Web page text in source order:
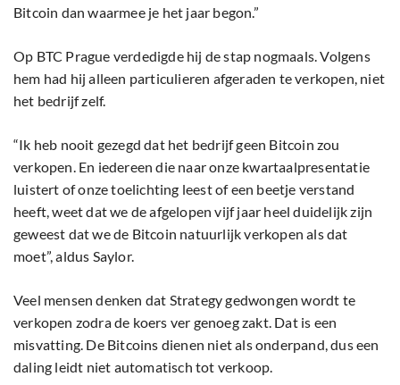
Bitcoin dan waarmee je het jaar begon.”
Op BTC Prague verdedigde hij de stap nogmaals. Volgens
hem had hij alleen particulieren afgeraden te verkopen, niet
het bedrijf zelf.
“Ik heb nooit gezegd dat het bedrijf geen Bitcoin zou
verkopen. En iedereen die naar onze kwartaalpresentatie
luistert of onze toelichting leest of een beetje verstand
heeft, weet dat we de afgelopen vijf jaar heel duidelijk zijn
geweest dat we de Bitcoin natuurlijk verkopen als dat
moet”, aldus Saylor.
Veel mensen denken dat Strategy gedwongen wordt te
verkopen zodra de koers ver genoeg zakt. Dat is een
misvatting. De Bitcoins dienen niet als onderpand, dus een
daling leidt niet automatisch tot verkoop.